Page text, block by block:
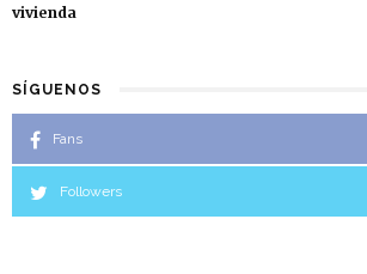
vivienda
SÍGUENOS
Fans
Followers